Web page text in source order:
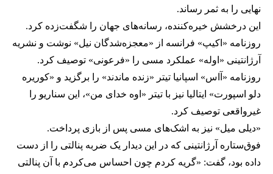
نهایی را به ثمر رساند.
این درخشش خیره‌کننده، رسانه‌های جهان را شگفت‌زده کرد.
روزنامه «اکیپ» فرانسه از «معجزه‌شدگان نیل» نوشت و نشریه
آرژانتینی «اوله» عملکرد مسی را «فرعونی» توصیف کرد.
روزنامه «آاس» اسپانیا تیتر «زنده ماندند» را برگزید و «کوریره
دلو اسپورت» ایتالیا نیز با تیتر «اوه خدای من»، این سناریو را
غیرواقعی توصیف کرد.
«دیلی میل» نیز به اشک‌های مسی پس از بازی پرداخت.
فوق‌ستاره آرژانتینی که در این دیدار یک ضربه پنالتی را از دست
داده بود، گفت: «گریه کردم چون احساس می‌کردم با آن پنالتی